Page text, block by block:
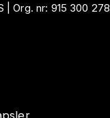
|Org. nr: 915 300 278